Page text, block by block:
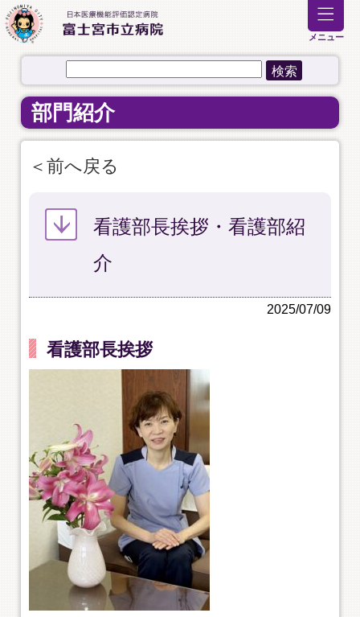
メニュー
部門紹介
前へ戻る
看護部長挨拶・看護部紹
介
2025/07/09
看護部長挨拶